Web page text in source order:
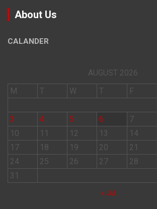
About Us
CALANDER
AUGUST 2026
M
T W T F
3
4 5 6 7
10
11 12 13 14
17
18 19 20 21
24
25 26 27 28
31
« Jul